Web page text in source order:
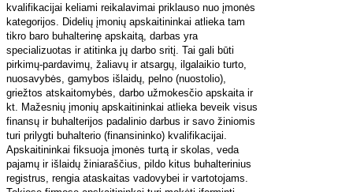
kvalifikacijai keliami reikalavimai priklauso nuo įmonės
kategorijos. Didelių įmonių apskaitininkai atlieka tam
tikro baro buhalterinę apskaitą, darbas yra
specializuotas ir atitinka jų darbo sritį. Tai gali būti
pirkimų-pardavimų, žaliavų ir atsargų, ilgalaikio turto,
nuosavybės, gamybos išlaidų, pelno (nuostolio),
griežtos atskaitomybės, darbo užmokesčio apskaita ir
kt. Mažesnių įmonių apskaitininkai atlieka beveik visus
finansų ir buhalterijos padalinio darbus ir savo žiniomis
turi prilygti buhalterio (finansininko) kvalifikacijai.
Apskaitininkai fiksuoja įmonės turtą ir skolas, veda
pajamų ir išlaidų žiniaraščius, pildo kitus buhalterinius
registrus, rengia ataskaitas vadovybei ir vartotojams.